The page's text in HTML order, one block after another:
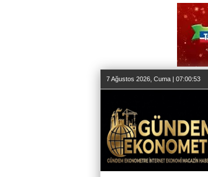
7 Ağustos 2026, Cuma | 07:00:54